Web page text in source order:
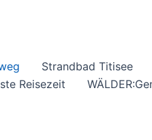
Strandbad Titisee
Reisezeit